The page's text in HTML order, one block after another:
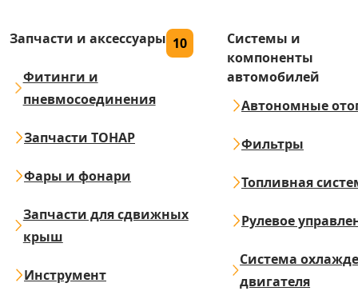
Запчасти и аксессуары 10
Фитинги и
пневмосоединения
Запчасти ТОНАР
Фары и фонари
Запчасти для сдвижных
крыш
Инструмент
Системы и
компоненты
автомобилей
Автономные
Фильтры
Топливная
Рулевое
Система
двигателя